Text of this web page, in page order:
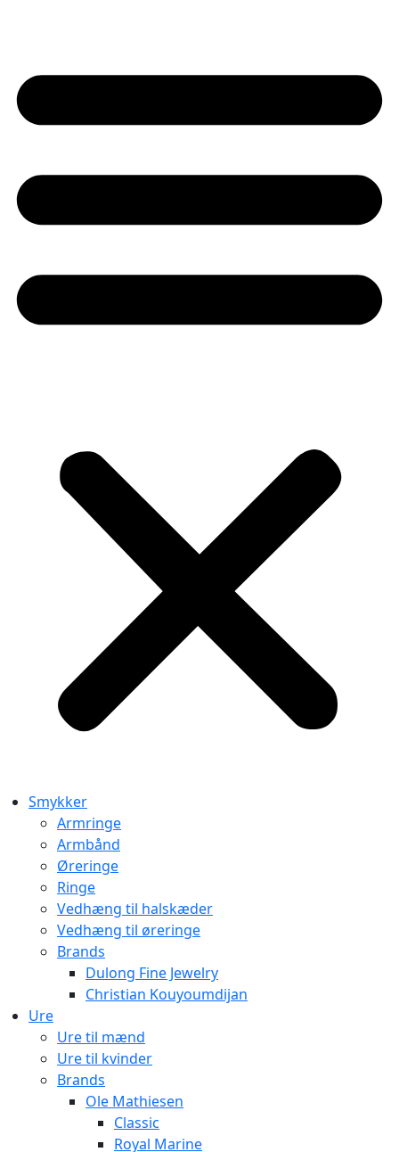
Smykker
Armringe
Armbånd
Øreringe
Ringe
Vedhæng til halskæder
Vedhæng til øreringe
Brands
Dulong Fine Jewelry
Christian Kouyoumdijan
Ure
Ure til mænd
Ure til kvinder
Brands
Ole Mathiesen
Classic
Royal Marine